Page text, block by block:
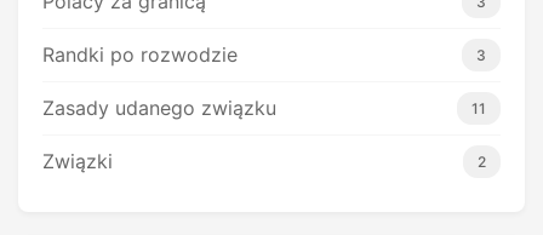
Randki po rozwodzie 3
Zasady udanego związku 11
Związki 2